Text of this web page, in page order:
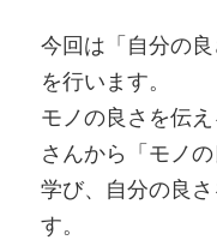
今回は「自分の
を行います。
モノの良さを伝
さんから「モノ
学び、自分の良
す。